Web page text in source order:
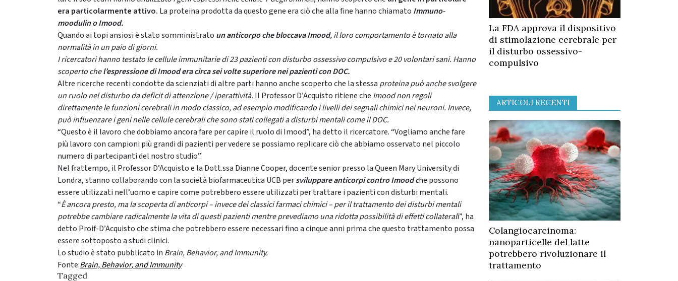
era particolarmente attivo. La proteina prodotta da questo gene era ciò che alla fine hanno chiamato Immuno-
moodulin o Imood.
Quando ai topi ansiosi è stato somministrato un anticorpo che bloccava Imood, il loro comportamento è tornato alla
normalità in un paio di giorni.
I ricercatori hanno testato le cellule immunitarie di 23 pazienti con disturbo ossessivo compulsivo e 20 volontari sani. Hanno
scoperto chel’espressione di Imood era circa sei volte superiore nei pazienti con DOC.
Altre ricerche recenti condotte da scienziati di altre parti hanno anche scoperto che la stessa proteina può anche svolgere
un ruolo nel disturbo da deficit di attenzione / iperattività. Il Professor D’Acquisto ritiene che Imood non regoli
direttamente le funzioni cerebrali in modo classico, ad esempio modificando i livelli dei segnali chimici nei neuroni. Invece,
può influenzare i geni nelle cellule cerebrali che sono stati collegati a disturbi mentali come il DOC.
“Questo è il lavoro che dobbiamo ancora fare per capire il ruolo di Imood”, ha detto il ricercatore. “Vogliamo anche fare
più lavoro con campioni più grandi di pazienti per vedere se possiamo replicare ciò che abbiamo osservato nel piccolo
numero di partecipanti del nostro studio”.
Nel frattempo, il Professor D’Acquisto e la Dott.ssa Dianne Cooper, docente senior presso la Queen Mary University di
Londra, stanno collaborando con la società biofarmaceutica UCB persviluppare anticorpi contro Imood che possono
essere utilizzati nell’uomo e capire come potrebbero essere utilizzati per trattare i pazienti con disturbi mentali.
“È ancora presto, ma la scoperta di anticorpi – invece dei classici farmaci chimici – per il trattamento dei disturbi mentali
potrebbe cambiare radicalmente la vita di questi pazienti mentre prevediamo una ridotta possibilità di effetti collaterali”, ha
detto Proif-D’Acquisto che stima che potrebbero essere necessari fino a cinque anni prima che questo trattamento possa
essere sottoposto a studi clinici.
Lo studio è stato pubblicato in Brain, Behavior, and Immunity.
Fonte:Brain, Behavior, and Immunity
Tagged
La FDA approva il dispositivo
di stimolazione cerebrale per
il disturbo ossessivo-
compulsivo
ARTICOLI RECENTI
Colangiocarcinoma:
nanoparticelle del latte
potrebbero rivoluzionare il
trattamento